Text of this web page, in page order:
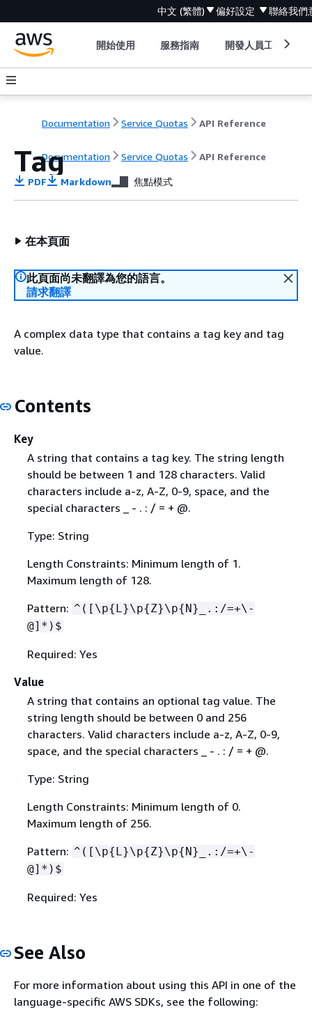
中文 (繁體) 偏好設定 聯絡我們
開始使用 服務指南 開發人員工具
Documentation Service Quotas API Reference
Documentation Service Quotas API Reference
Tag
PDF Markdown 焦點模式
在本頁面
此頁面尚未翻譯為您的語言。
請求翻譯
A complex data type that contains a tag key and tag
value.
Contents
Key
A string that contains a tag key. The string length
should be between 1 and 128 characters. Valid
characters include a-z, A-Z, 0-9, space, and the
special characters _ - . : / = + @.
Type: String
Length Constraints: Minimum length of 1.
Maximum length of 128.
Pattern: ^([\p{L}\p{Z}\p{N}_.:/=+\-
@]*)$
Required: Yes
Value
A string that contains an optional tag value. The
string length should be between 0 and 256
characters. Valid characters include a-z, A-Z, 0-9,
space, and the special characters _ - . : / = + @.
Type: String
Length Constraints: Minimum length of 0.
Maximum length of 256.
Pattern: ^([\p{L}\p{Z}\p{N}_.:/=+\-
@]*)$
Required: Yes
See Also
For more information about using this API in one of the
language-specific AWS SDKs, see the following: